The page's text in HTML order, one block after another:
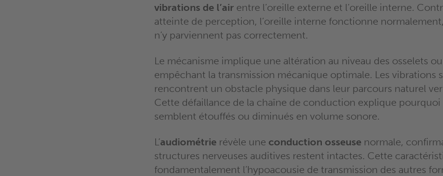
vibrations de l’air entre l’oreille externe et l’oreille interne.
atteinte de perception, l’oreille interne fonctionne
n’y parviennent pas correctement.
Le mécanisme implique une altération au niveau des osselets
empêchant la transmission mécanique optimale. Les vibrations
rencontrent un obstacle physique dans leur parcours naturel
Cette défaillance de la chaîne de conduction explique pourquoi
semblent étouffés ou diminués en volume sonore.
L’audiométrie révèle une conduction osseuse normale,
structures nerveuses auditives restent intactes. Cette
fondamentalement l’hypoacousie de transmission des autres